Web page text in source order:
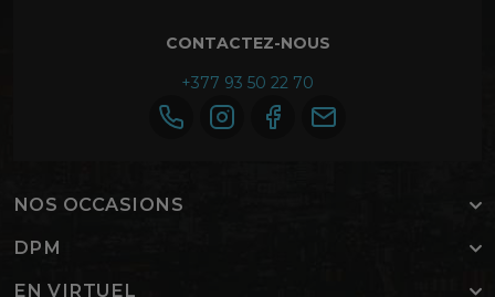
CONTACTEZ-NOUS
+377 93 50 22 70
NOS OCCASIONS
DPM
EN VIRTUEL